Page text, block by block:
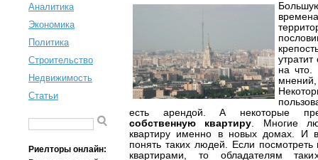
Аналитика
Экономика
Политика
Строительство
Недвижимость
Статьи
Риелторы онлайн:
на что.
есть арендой. А некоторые
собственную квартиру. Многие
квартиру именно в новых домах. И
понять таких людей. Если
квартирами, то обладателям